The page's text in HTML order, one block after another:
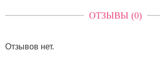
ОТЗЫВЫ (0)
Отзывов нет.